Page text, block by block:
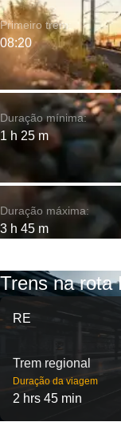
Duração mínima:
1 h 25 m
Primeiro trem:
08:20
Duração máxima:
3 h 45 m
Trens na rota
RE
Trem regional
Duração da viagem
2 hrs 45 min